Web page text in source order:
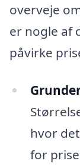
overveje
er nogle af
påvirke
hvor
for